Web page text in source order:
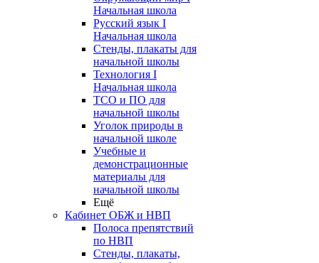
Начальная школа
Русский язык I
Начальная школа
Стенды, плакаты для
начальной школы
Технология I
Начальная школа
ТСО и ПО для
начальной школы
Уголок природы в
начальной школе
Учебные и
демонстрационные
материалы для
начальной школы
Ещё
Кабинет ОБЖ и НВП
Полоса препятствий
по НВП
Стенды, плакаты,